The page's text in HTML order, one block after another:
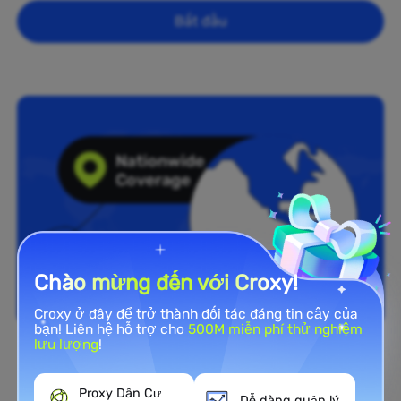
Bắt đầu
Chào mừng đến với Croxy!
Croxy ở đây để trở thành đối tác đáng tin cậy của
bạn! Liên hệ hỗ trợ cho500M miễn phí thử nghiệm
lưu lượng!
Proxy Dân Cư